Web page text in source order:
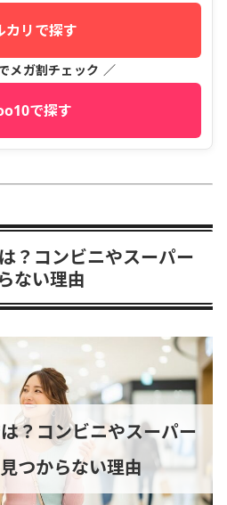
カリで探す
メガ割チェック ／
で探す
？コンビニやスーパー
ない理由
？コンビニやスーパー
つからない理由